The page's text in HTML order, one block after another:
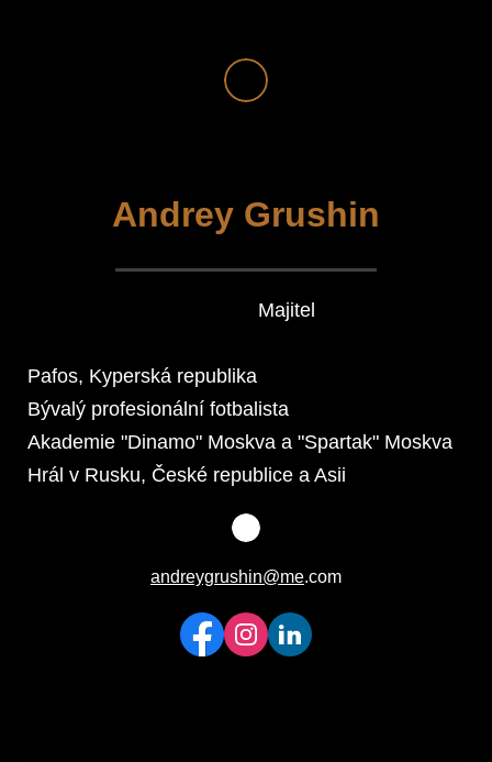
Andrey Grushin
Majitel
Pafos, Kyperská republika
Bývalý profesionální fotbalista
Akademie "Dinamo" Moskva a "Spartak" Moskva
Hrál v Rusku, České republice a Asii
andreygrushin@me.com